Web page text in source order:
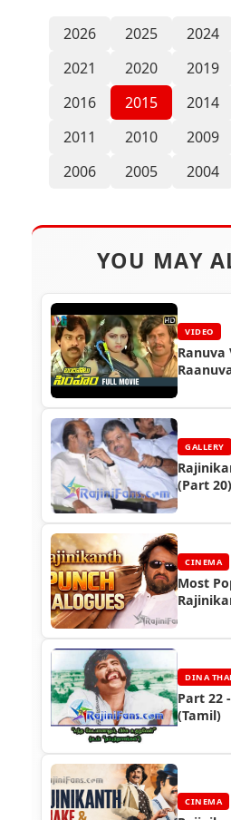
2026 2025 2024
2021
2020 2019
2016
2015 2014
2011
2010 2009
2006
2005 2004
YOU MAY
VIDEO
Ranuva
GALLERY
(Part 20)
CINEMA
Most
DINA
Part 22
(Tamil)
CINEMA